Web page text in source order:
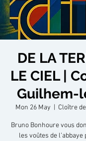
DE LA
LE CIEL |
Guilhem-
Mon 26 May
  |
Cloître
Bruno Bonhoure vous
les voûtes de